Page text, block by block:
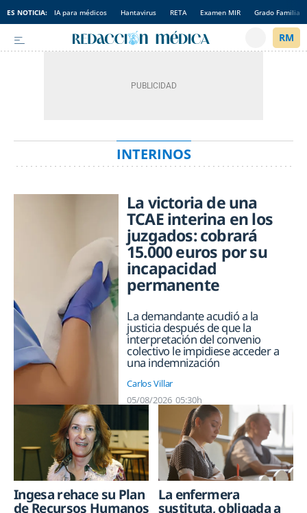
ES NOTICIA: IA para médicos Hantavirus RETA Examen MIR Grado Familia
INTERINOS
La victoria de una
TCAE interina en los
juzgados: cobrará
15.000 euros por su
incapacidad
permanente
La demandante acudió a la
justicia después de que la
interpretación del convenio
colectivo le impidiese acceder a
una indemnización
Carlos Villar
05/08/2026 05:30h
Ingesa rehace su Plan
de Recursos Humanos
La enfermera
sustituta, obligada a